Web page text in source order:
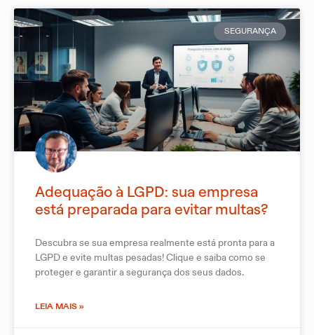
SEGURANÇA
Adequação à LGPD: sua empresa
está preparada para evitar multas?
Descubra se sua empresa realmente está pronta para a
LGPD e evite multas pesadas! Clique e saiba como se
proteger e garantir a segurança dos seus dados.
LEIA MAIS »